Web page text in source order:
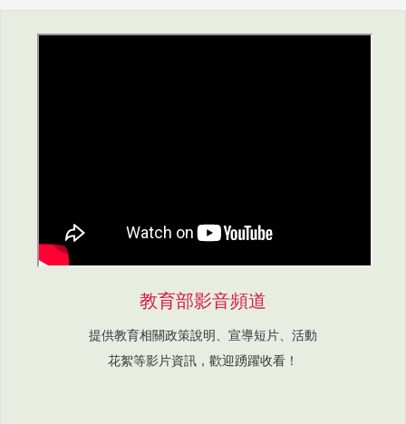
教育部影音頻道
提供教育相關政策說明、宣導短片、活動
花絮等影片資訊，歡迎踴躍收看！